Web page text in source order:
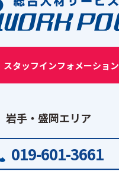
スタッフインフォメーション
岩手・盛岡エリア
019-601-3661